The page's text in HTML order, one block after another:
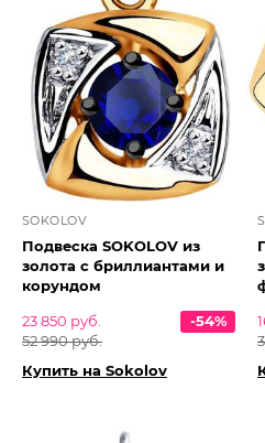
SOKOLOV
Подвеска SOKOLOV из
золота с бриллиантами и
корундом
23 850 руб.
52 990 руб.
-54%
Купить на Sokolov